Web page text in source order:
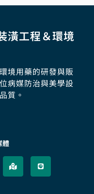
潢工程＆環境
境用藥的研發與販
病媒防治與美學設
質。
體
a
p
-
m
i
n
e